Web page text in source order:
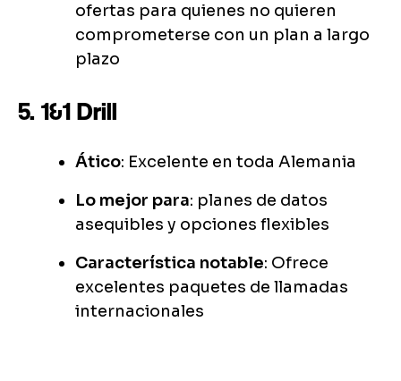
ofertas para quienes no quieren
comprometerse con un plan a largo
plazo
5. 1&1 Drill
Ático: Excelente en toda Alemania
Lo mejor para: planes de datos
asequibles y opciones flexibles
Característica notable: Ofrece
excelentes paquetes de llamadas
internacionales